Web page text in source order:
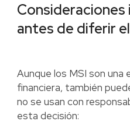
antes de diferir
Aunque los MSI son una
financiera, también
no se usan con
esta decisión: